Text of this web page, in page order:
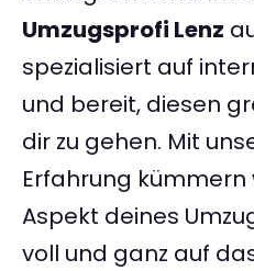
Umzugsprofi Lenz
spezialisiert auf
und bereit, diesen
dir zu gehen. Mit
Erfahrung kümmern
Aspekt deines
voll und ganz auf